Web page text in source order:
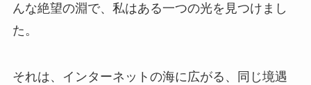
んな絶望の淵で、私はある一つの光を見つけまし
た。
それは、インターネットの海に広がる、同じ境遇